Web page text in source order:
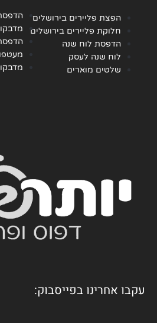
הפצת פליירים בירושלים
חלוקת פליירים בירושלים
הדפסת לוח שנה
לוח שנה לעסק
שלטים מוארים
עקבו אחרינו בפייסבוק: